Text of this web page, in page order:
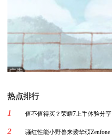
热点排行
1
值不值得买？荣耀7上手体验分享
2 骚红性能小野兽来袭华硕Zenfone